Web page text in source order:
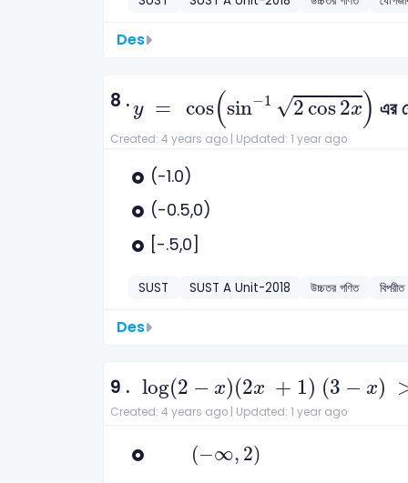
Des
8 .y = cos(sin−1 √2cos2x)
sin 2 cos2x)
এর
Created: 4 years ago | Updated: 1 year ago
(-1.0)
(-0.5,0)
[-.5,0]
SUST SUST A Unit-2018 উচ্চতর গণিত
Des
9 . log(2 − x)(2x + 1) (3 − x)
log(2 )(2x+ 1) (3 -x >2
Created: 4 years ago | Updated: 1 year ago
(−∞, 2)
-∞ 2)